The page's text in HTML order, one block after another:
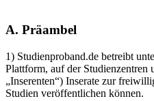
A. Präambel
1) Studienproband.de betreibt
Plattform, auf der Studienzentren
„Inserenten“) Inserate zur
Studien veröffentlichen können.